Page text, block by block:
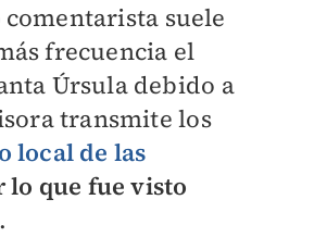
suele
frecuencia el
Úrsula debido a
transmite los
local de las
lo que fue visto
.